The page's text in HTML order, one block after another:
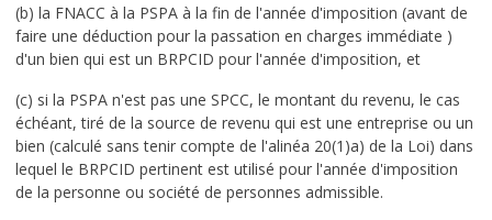
(b) la FNACC à la PSPA à la fin de l'année d'imposition (avant de
faire une déduction pour la passation en charges immédiate )
d'un bien qui est un BRPCID pour l'année d'imposition, et
(c) si la PSPA n'est pas une SPCC, le montant du revenu, le cas
échéant, tiré de la source de revenu qui est une entreprise ou un
bien (calculé sans tenir compte de l'alinéa 20(1)a) de la Loi) dans
lequel le BRPCID pertinent est utilisé pour l'année d'imposition
de la personne ou société de personnes admissible.